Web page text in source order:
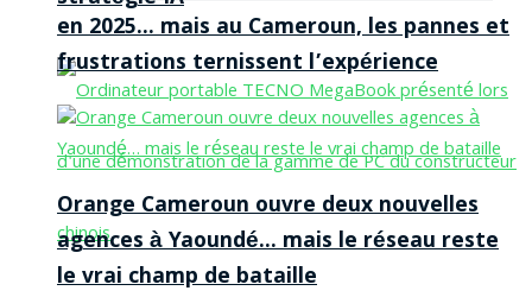
en 2025… mais au Cameroun, les pannes et
frustrations ternissent l’expérience
Orange Cameroun ouvre deux nouvelles
agences à Yaoundé… mais le réseau reste
le vrai champ de bataille